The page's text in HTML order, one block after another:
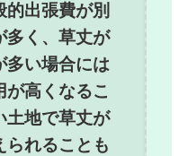
的出張費が別
多く、草丈が
多い場合には
が高くなるこ
土地で草丈が
られることも